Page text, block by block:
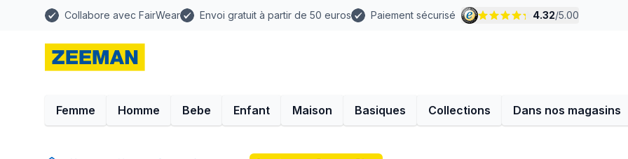
Collabore avec FairWear Envoi gratuit à partir de 50 euros Paiement sécurisé 4.32/5.00
Femme Homme Bebe Enfant Maison Basiques Collections Dans nos magasins